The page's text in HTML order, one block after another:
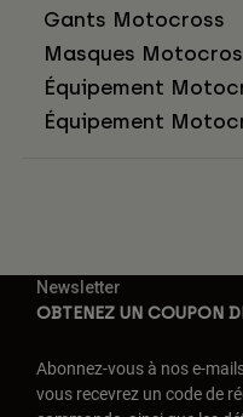
Gants Motocross
Masques
Équipement
Équipement
Newsletter
OBTENEZ UN COUPON
Abonnez-vous à nos e-
vous recevrez un code de